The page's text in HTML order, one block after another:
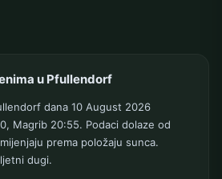
u Pfullendorf
dana 10 August 2026
Magrib 20:55. Podaci dolaze od
prema položaju sunca.
dugi.